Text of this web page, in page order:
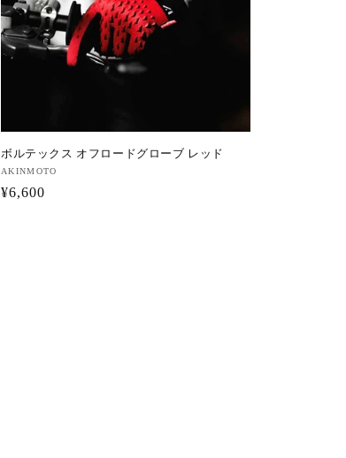
ボルテックス オフロードグローブ レッド
販
売
AKINMOTO
通
¥6,600